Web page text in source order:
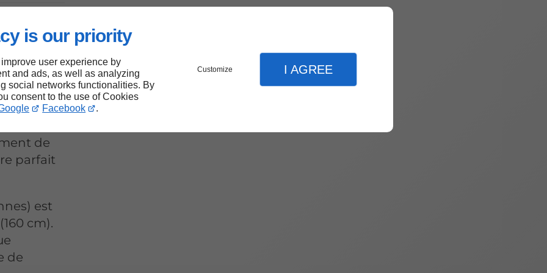
is our priority
user experience by
and ads, as well as analyzing
social networks functionalities. By
consent to the use of Cookies
Facebook .
Customize I AGREE
de
parfait
est
cm).
de